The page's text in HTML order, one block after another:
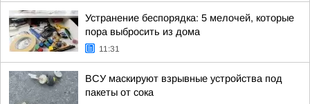
Устранение беспорядка: 5 мелочей, которые
пора выбросить из дома
11:31
ВСУ маскируют взрывные устройства под
пакеты от сока